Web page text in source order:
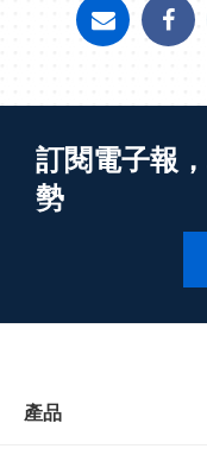
訂閱電子報
勢
產品